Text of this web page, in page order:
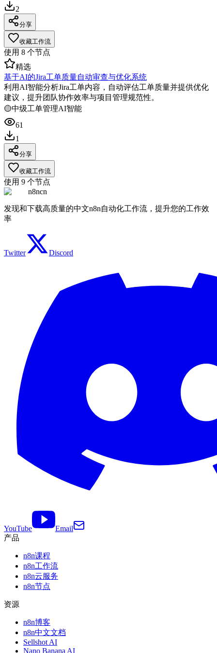
2
分享
收藏工作流
使用 8 个节点
精选
基于AI的Jira工单质量自动审查与优化系统
利用AI智能分析Jira工单内容，自动评估工单质量并提供优化
建议，提升团队协作效率与项目管理规范性。
🟡中级工单管理AI智能
61
1
分享
收藏工作流
使用 9 个节点
n8ncn
发现和下载高质量的中文n8n自动化工作流，提升您的工作效
率
Twitter Discord
YouTube
Email
产品
n8n课程
n8n工作流
n8n云服务
n8n节点
资源
n8n博客
n8n中文文档
Sellshot AI
Nano Banana AI